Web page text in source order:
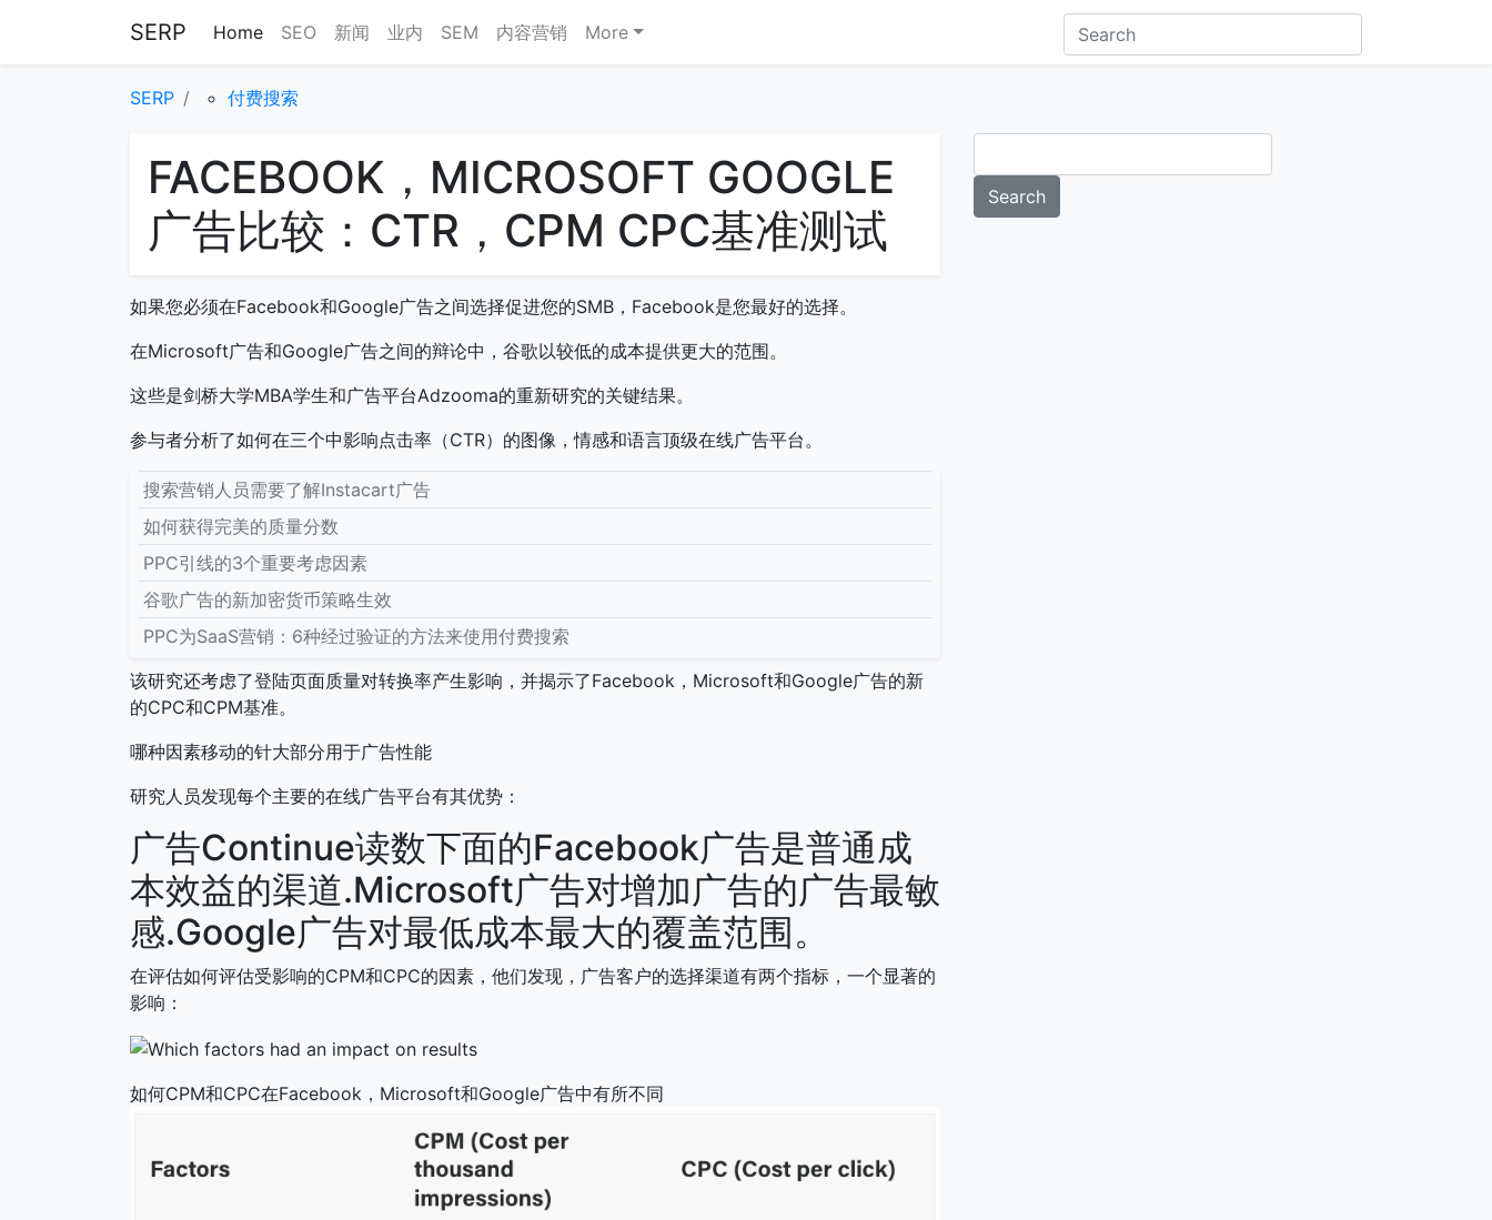
SERP Home SEO 新闻 业内 SEM 内容营销 More
SERP 付费搜索
FACEBOOK，MICROSOFT GOOGLE
广告比较：CTR，CPM CPC基准测试
如果您必须在Facebook和Google广告之间选择促进您的SMB，Facebook是您最好的选择。
在Microsoft广告和Google广告之间的辩论中，谷歌以较低的成本提供更大的范围。
这些是剑桥大学MBA学生和广告平台Adzooma的重新研究的关键结果。
参与者分析了如何在三个中影响点击率（CTR）的图像，情感和语言顶级在线广告平台。
搜索营销人员需要了解Instacart广告
如何获得完美的质量分数
PPC引线的3个重要考虑因素
谷歌广告的新加密货币策略生效
PPC为SaaS营销：6种经过验证的方法来使用付费搜索
该研究还考虑了登陆页面质量对转换率产生影响，并揭示了Facebook，Microsoft和Google广告的新
的CPC和CPM基准。
哪种因素移动的针大部分用于广告性能
研究人员发现每个主要的在线广告平台有其优势：
广告Continue读数下面的Facebook广告是普通成
本效益的渠道.Microsoft广告对增加广告的广告最敏
感.Google广告对最低成本最大的覆盖范围。
在评估如何评估受影响的CPM和CPC的因素，他们发现，广告客户的选择渠道有两个指标，一个显著的
影响：
如何CPM和CPC在Facebook，Microsoft和Google广告中有所不同
Search